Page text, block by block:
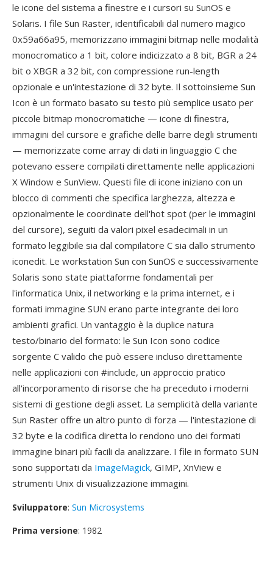
le icone del sistema a finestre e i cursori su SunOS e
Solaris. I file Sun Raster, identificabili dal numero magico
0x59a66a95, memorizzano immagini bitmap nelle modalità
monocromatico a 1 bit, colore indicizzato a 8 bit, BGR a 24
bit o XBGR a 32 bit, con compressione run-length
opzionale e un'intestazione di 32 byte. Il sottoinsieme Sun
Icon è un formato basato su testo più semplice usato per
piccole bitmap monocromatiche — icone di finestra,
immagini del cursore e grafiche delle barre degli strumenti
— memorizzate come array di dati in linguaggio C che
potevano essere compilati direttamente nelle applicazioni
X Window e SunView. Questi file di icone iniziano con un
blocco di commenti che specifica larghezza, altezza e
opzionalmente le coordinate dell'hot spot (per le immagini
del cursore), seguiti da valori pixel esadecimali in un
formato leggibile sia dal compilatore C sia dallo strumento
iconedit. Le workstation Sun con SunOS e successivamente
Solaris sono state piattaforme fondamentali per
l'informatica Unix, il networking e la prima internet, e i
formati immagine SUN erano parte integrante dei loro
ambienti grafici. Un vantaggio è la duplice natura
testo/binario del formato: le Sun Icon sono codice
sorgente C valido che può essere incluso direttamente
nelle applicazioni con #include, un approccio pratico
all'incorporamento di risorse che ha preceduto i moderni
sistemi di gestione degli asset. La semplicità della variante
Sun Raster offre un altro punto di forza — l'intestazione di
32 byte e la codifica diretta lo rendono uno dei formati
immagine binari più facili da analizzare. I file in formato SUN
sono supportati da ImageMagick, GIMP, XnView e
strumenti Unix di visualizzazione immagini.
Sviluppatore: Sun Microsystems
Prima versione: 1982